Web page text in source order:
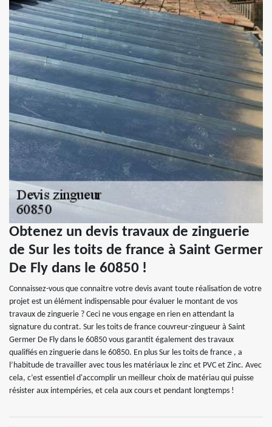
Obtenez un devis travaux de zinguerie
de Sur les toits de france à Saint Germer
De Fly dans le 60850 !
Connaissez-vous que connaitre votre devis avant toute réalisation de votre
projet est un élément indispensable pour évaluer le montant de vos
travaux de zinguerie ? Ceci ne vous engage en rien en attendant la
signature du contrat. Sur les toits de france couvreur-zingueur à Saint
Germer De Fly dans le 60850 vous garantit également des travaux
qualifiés en zinguerie dans le 60850. En plus Sur les toits de france , a
l’habitude de travailler avec tous les matériaux le zinc et PVC et Zinc. Avec
cela, c’est essentiel d'accomplir un meilleur choix de matériau qui puisse
résister aux intempéries, et cela aux cours et pendant longtemps !